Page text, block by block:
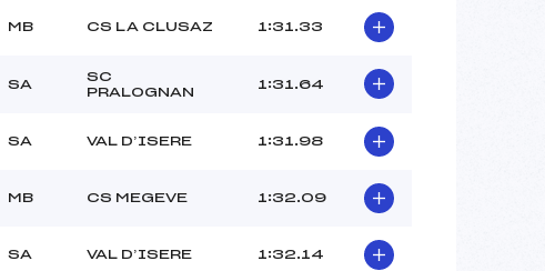
MB CS LA CLUSAZ 1:31.33
SA
SC
PRALOGNAN
1:31.64
SA VAL D’ISERE 1:31.98
MB CS MEGEVE 1:32.09
SA VAL D’ISERE 1:32.14